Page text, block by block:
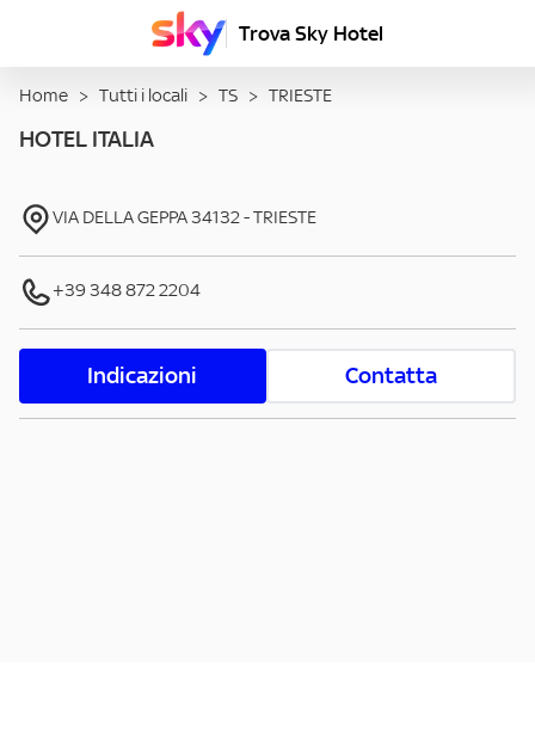
Trova Sky Hotel
Home > Tutti i locali > TS > TRIESTE
HOTEL ITALIA
VIA DELLA GEPPA34132-TRIESTE
+39 348 872 2204
Indicazioni Contatta